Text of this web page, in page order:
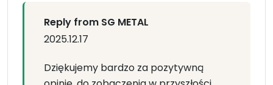
Reply from SG METAL
2025.12.17
Dziękujemy bardzo za pozytywną